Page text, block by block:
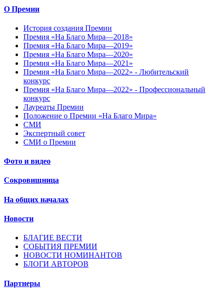
О Премии
История создания Премии
Премия «На Благо Мира—2018»
Премия «На Благо Мира—2019»
Премия «На Благо Мира—2020»
Премия «На Благо Мира—2021»
Премия «На Благо Мира—2022» - Любительский
конкурс
Премия «На Благо Мира—2022» - Профессиональный
конкурс
Лауреаты Премии
Положение о Премии «На Благо Мира»
СМИ
Экспертный совет
СМИ о Премии
Фото и видео
Сокровищница
На общих началах
Новости
БЛАГИЕ ВЕСТИ
СОБЫТИЯ ПРЕМИИ
НОВОСТИ НОМИНАНТОВ
БЛОГИ АВТОРОВ
Партнеры